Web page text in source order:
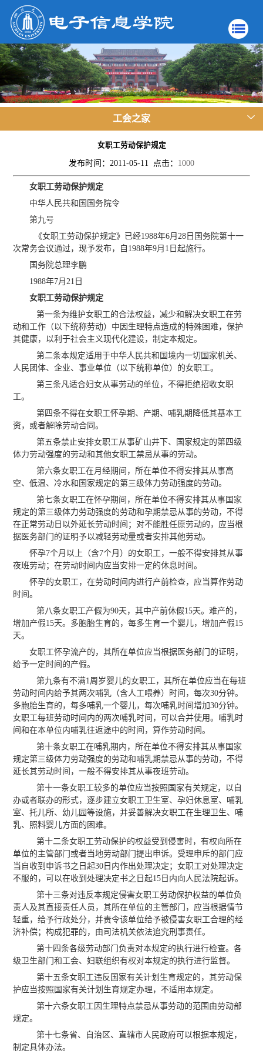
工会之家
女职工劳动保护规定
发布时间：2011-05-11 点击： 1000
女职工劳动保护规定
中华人民共和国国务院令
第九号
《女职工劳动保护规定》已经1988年6月28日国务院第十一
次常务会议通过，现予发布，自1988年9月1日起施行。
国务院总理李鹏
1988年7月21日
女职工劳动保护规定
第一条为维护女职工的合法权益，减少和解决女职工在劳
动和工作（以下统称劳动）中因生理特点造成的特殊困难，保护
其健康，以利于社会主义现代化建设，制定本规定。
第二条本规定适用于中华人民共和国境内一切国家机关、
人民团体、企业、事业单位（以下统称单位）的女职工。
第三条凡适合妇女从事劳动的单位，不得拒绝招收女职
工。
第四条不得在女职工怀孕期、产期、哺乳期降低其基本工
资，或者解除劳动合同。
第五条禁止安排女职工从事矿山井下、国家规定的第四级
体力劳动强度的劳动和其他女职工禁忌从事的劳动。
第六条女职工在月经期间，所在单位不得安排其从事高
空、低温、冷水和国家规定的第三级体力劳动强度的劳动。
第七条女职工在怀孕期间，所在单位不得安排其从事国家
规定的第三级体力劳动强度的劳动和孕期禁忌从事的劳动，不得
在正常劳动日以外延长劳动时间；对不能胜任原劳动的，应当根
据医务部门的证明予以减轻劳动量或者安排其他劳动。
怀孕7个月以上（含7个月）的女职工，一般不得安排其从事
夜班劳动；在劳动时间内应当安排一定的休息时间。
怀孕的女职工，在劳动时间内进行产前检查，应当算作劳动
时间。
第八条女职工产假为90天，其中产前休假15天。难产的，
增加产假15天。多胞胎生育的，每多生育一个婴儿，增加产假15
天。
女职工怀孕流产的，其所在单位应当根据医务部门的证明，
给予一定时间的产假。
第九条有不满1周岁婴儿的女职工，其所在单位应当在每班
劳动时间内给予其两次哺乳（含人工喂养）时间，每次30分钟。
多胞胎生育的，每多哺乳一个婴儿，每次哺乳时间增加30分钟。
女职工每班劳动时间内的两次哺乳时间，可以合并使用。哺乳时
间和在本单位内哺乳往返途中的时间，算作劳动时间。
第十条女职工在哺乳期内，所在单位不得安排其从事国家
规定第三级体力劳动强度的劳动和哺乳期禁忌从事的劳动，不得
延长其劳动时间，一般不得安排其从事夜班劳动。
第十一条女职工较多的单位应当按照国家有关规定，以自
办或者联办的形式，逐步建立女职工卫生室、孕妇休息室、哺乳
室、托儿所、幼儿园等设施，并妥善解决女职工在生理卫生、哺
乳、照料婴儿方面的困难。
第十二条女职工劳动保护的权益受到侵害时，有权向所在
单位的主管部门或者当地劳动部门提出申诉。受理申斥的部门应
当自收到申诉书之日起30日内作出处理决定；女职工对处理决定
不服的，可以在收到处理决定书之日起15日内向人民法院起诉。
第十三条对违反本规定侵害女职工劳动保护权益的单位负
责人及其直接责任人员，其所在单位的主管部门，应当根据情节
轻重，给予行政处分，并责令该单位给予被侵害女职工合理的经
济补偿；构成犯罪的，由司法机关依法追究刑事责任。
第十四条各级劳动部门负责对本规定的执行进行检查。各
级卫生部门和工会、妇联组织有权对本规定的执行进行监督。
第十五条女职工违反国家有关计划生育规定的，其劳动保
护应当按照国家有关计划生育规定办理，不适用本规定。
第十六条女职工因生理特点禁忌从事劳动的范围由劳动部
规定。
第十七条省、自治区、直辖市人民政府可以根据本规定，
制定具体办法。